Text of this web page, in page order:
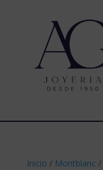
Inicio / Montblanc /